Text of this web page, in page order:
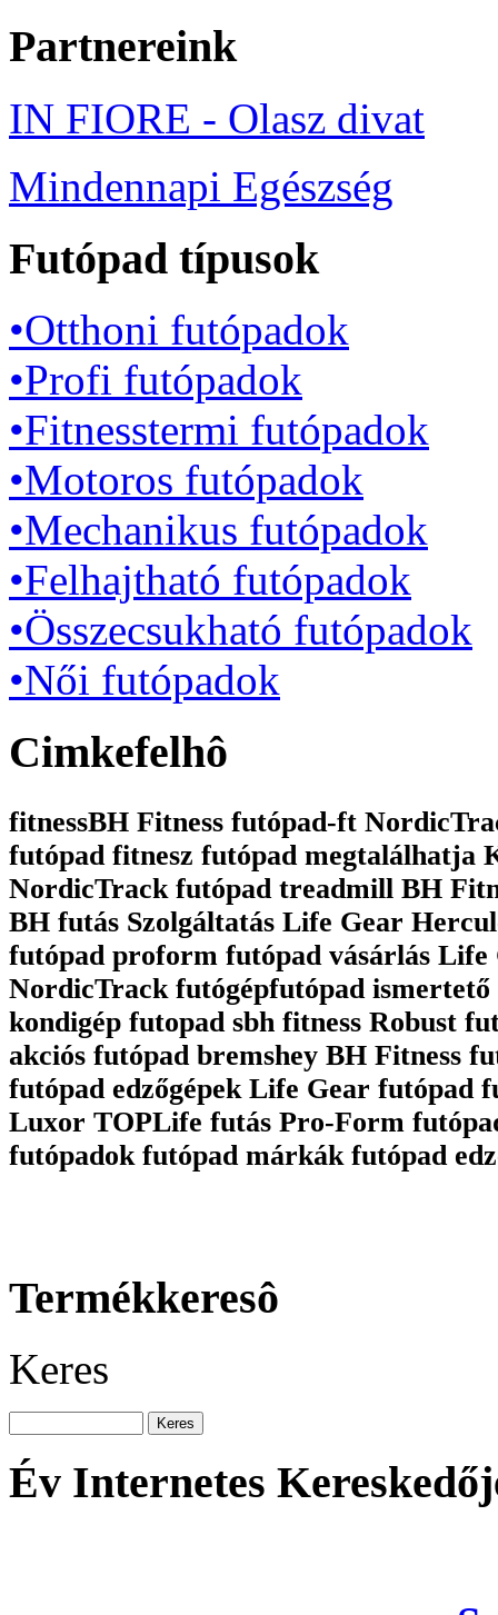
Partnereink
IN FIORE - Olasz divat
Mindennapi Egészség
Futópad típusok
•Otthoni futópadok
•Profi futópadok
•Fitnesstermi futópadok
•Motoros futópadok
•Mechanikus futópadok
•Felhajtható futópadok
•Összecsukható futópadok
•Női futópadok
Cimkefelhô
fitnessBH Fitness futópad-ft
futópad fitnesz futópad megtalálhatja
NordicTrack futópad treadmill BH
BH futás Szolgáltatás Life Gear
futópad proform futópad vásárlás
NordicTrack futógépfutópad
kondigép futopad sbh fitness Robust
akciós futópad bremshey BH Fitness
futópad edzőgépek Life Gear futópad
Luxor TOPLife futás Pro-Form
futópadok futópad márkák futópad
Termékkeresô
Keres
Év Internetes